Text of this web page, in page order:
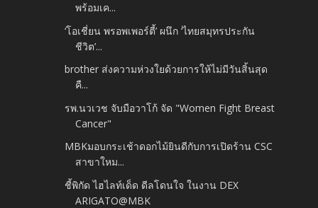
พร้อมเค...
‘โอเชี่ยน พรอพเพอร์ตี้’ ผนึก ‘ไทยสมุทรประกัน
ชีวิต’...
brother ส่งความห่วงใยด้วยการให้ไม่มีวันสิ้นสุด
คื...
รพ.นวเวช จับมือวาโก้ จัด "Women Fight Breast
Cancer"
MBKมอบกระเช้าดอกไม้ยินดีกับการเปิดร้าน CSC
สาขาใหม...
ชี้พิกัด ไฮไลท์เด็ด ดีลโดนใจ ในงาน DEX
ARIGATO@MBK